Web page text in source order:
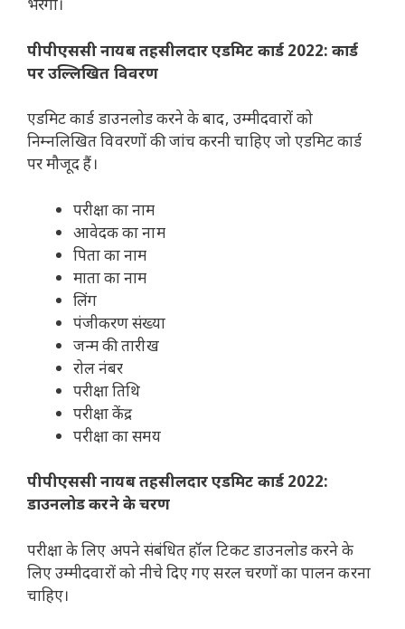
भरेगी।
पीपीएससी नायब तहसीलदार एडमिट कार्ड 2022: कार्ड
पर उल्लिखित विवरण
एडमिट कार्ड डाउनलोड करने के बाद, उम्मीदवारों को
निम्नलिखित विवरणों की जांच करनी चाहिए जो एडमिट कार्ड
पर मौजूद हैं।
परीक्षा का नाम
आवेदक का नाम
पिता का नाम
माता का नाम
लिंग
पंजीकरण संख्या
जन्म की तारीख
रोल नंबर
परीक्षा तिथि
परीक्षा केंद्र
परीक्षा का समय
पीपीएससी नायब तहसीलदार एडमिट कार्ड 2022:
डाउनलोड करने के चरण
परीक्षा के लिए अपने संबंधित हॉल टिकट डाउनलोड करने के
लिए उम्मीदवारों को नीचे दिए गए सरल चरणों का पालन करना
चाहिए।